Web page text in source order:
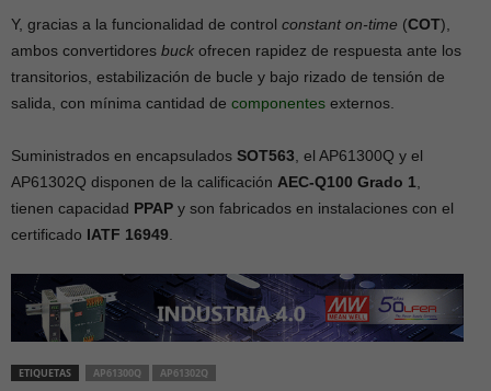
Y, gracias a la funcionalidad de control constant on-time (COT),
ambos convertidores buck ofrecen rapidez de respuesta ante los
transitorios, estabilización de bucle y bajo rizado de tensión de
salida, con mínima cantidad de componentes externos.
Suministrados en encapsulados SOT563 , el AP61300Q y el
AP61302Q disponen de la calificación AEC-Q100 Grado 1
tienen capacidad PPAP y son fabricados en instalaciones con el
certificado IATF 16949
ETIQUETAS AP61300Q AP61302Q